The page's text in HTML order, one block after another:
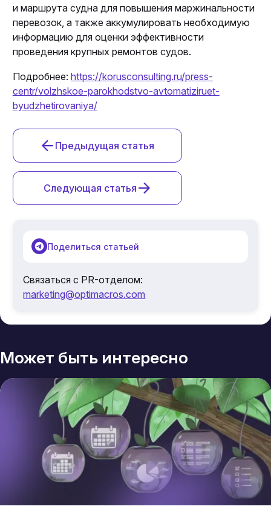
и маршрута судна для повышения маржинальности
перевозок, а также аккумулировать необходимую
информацию для оценки эффективности
проведения крупных ремонтов судов.
Подробнее: https://korusconsulting.ru/press-
centr/volzhskoe-parokhodstvo-avtomatiziruet-
byudzhetirovaniya/
Предыдущая статья
Следующая статья
Поделиться статьей
Связаться с PR-отделом:
marketing@optimacros.com
Может быть интересно